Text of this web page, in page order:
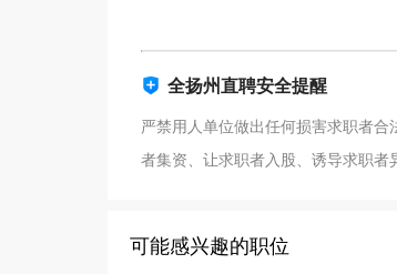
全扬州直聘安全提醒
严禁用人单位做出任何损害求职者
者集资、让求职者入股、诱导求职者
可能感兴趣的职位